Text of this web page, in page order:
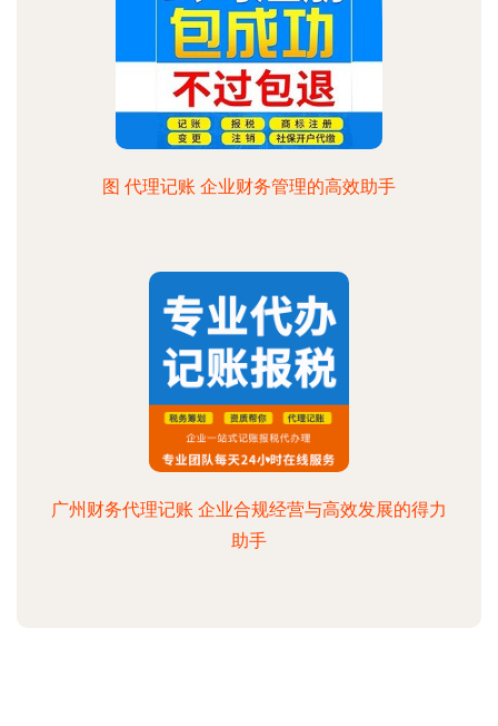
图 代理记账 企业财务管理的高效助手
广州财务代理记账 企业合规经营与高效发展的得力
助手